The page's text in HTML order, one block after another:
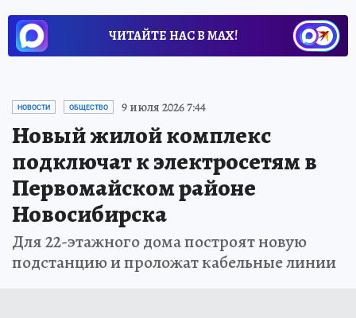
ЧИТАЙТЕ НАС В МАХ!
НОВОСТИ ОБЩЕСТВО 9 июля 2026 7:44
Новый жилой комплекс
подключат к электросетям в
Первомайском районе
Новосибирска
Для 22-этажного дома построят новую
подстанцию и проложат кабельные линии